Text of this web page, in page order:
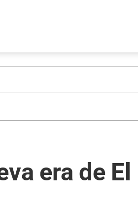
era de El